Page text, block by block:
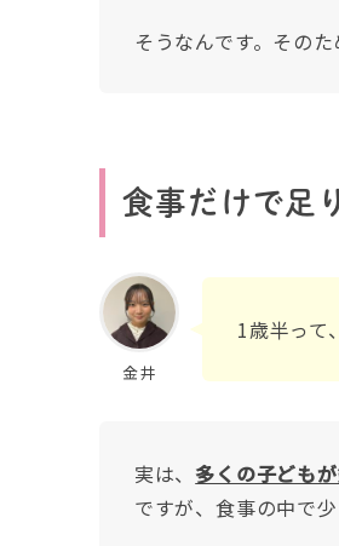
そうなんです。その
食事だけで足
金井
1歳半って
実は、多くの子ども
ですが、食事の中で